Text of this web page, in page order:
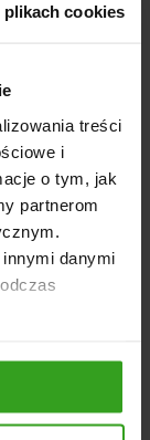
plikach cookies
treści
i
o tym, jak
partnerom
danymi